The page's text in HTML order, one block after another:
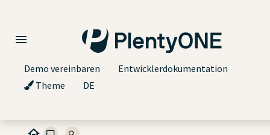
Demo vereinbaren
Entwicklerdokumentation
Theme
DE